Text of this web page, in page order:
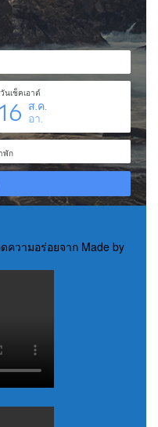
ความอร่อยจาก Made by